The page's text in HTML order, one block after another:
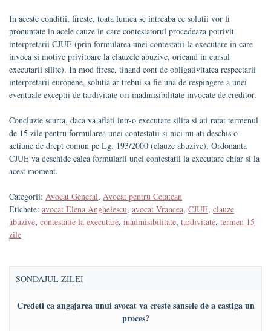
In aceste conditii, fireste, toata lumea se intreaba ce solutii vor fi
pronuntate in acele cauze in care contestatorul procedeaza potrivit
interpretarii CJUE (prin formularea unei contestatii la executare in care
invoca si motive privitoare la clauzele abuzive, oricand in cursul
executarii silite). In mod firesc, tinand cont de obligativitatea respectarii
interpretarii europene, solutia ar trebui sa fie una de respingere a unei
eventuale exceptii de tardivitate ori inadmisibilitate invocate de creditor.
Concluzie scurta, daca va aflati intr-o executare silita si ati ratat termenul
de 15 zile pentru formularea unei contestatii si nici nu ati deschis o
actiune de drept comun pe Lg. 193/2000 (clauze abuzive), Ordonanta
CJUE va deschide calea formularii unei contestatii la executare chiar si la
acest moment.
Categorii: Avocat General, Avocat pentru Cetatean
Etichete: avocat Elena Anghelescu, avocat Vrancea, CJUE, clauze
abuzive, contestatie la executare, inadmisibilitate, tardivitate, termen 15
zile
SONDAJUL ZILEI
Credeti ca angajarea unui avocat va creste sansele de a castiga un
proces?